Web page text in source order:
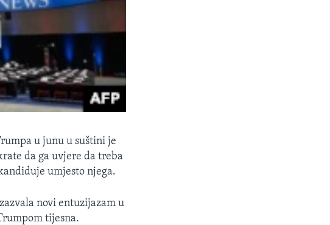
u junu u suštini je
da ga uvjere da treba
umjesto njega.
novi entuzijazam u
tijesna.